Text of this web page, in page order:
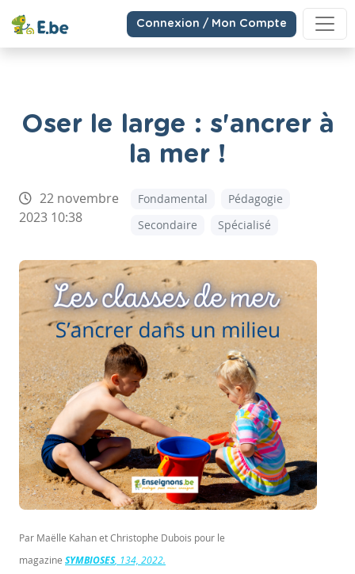
Connexion / Mon Compte
Oser le large : s'ancrer à
la mer !
22 novembre
2023 10:38
Fondamental
Pédagogie
Secondaire
Spécialisé
Par Maëlle Kahan et Christophe Dubois pour le
magazine SYMBIOSES, 134, 2022.